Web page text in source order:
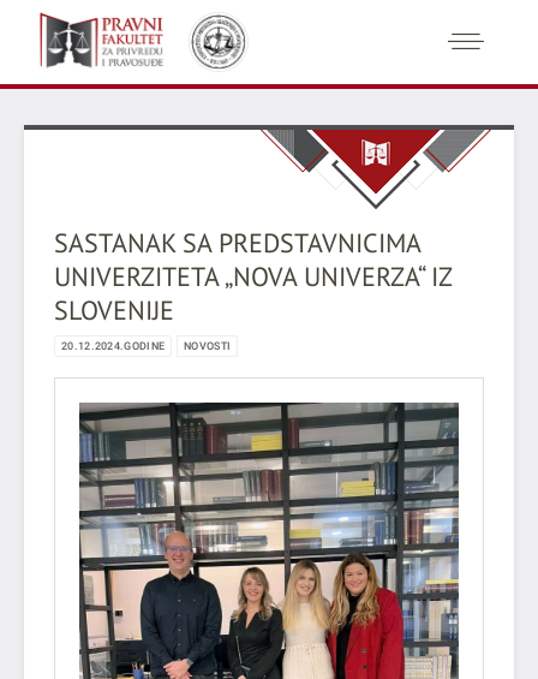
SASTANAK SA PREDSTAVNICIMA
UNIVERZITETA „NOVA UNIVERZA“ IZ
SLOVENIJE
20.12.2024.GODINE NOVOSTI